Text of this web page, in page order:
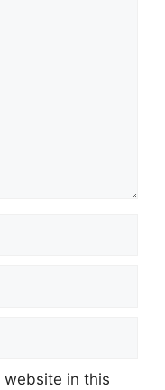
website in this